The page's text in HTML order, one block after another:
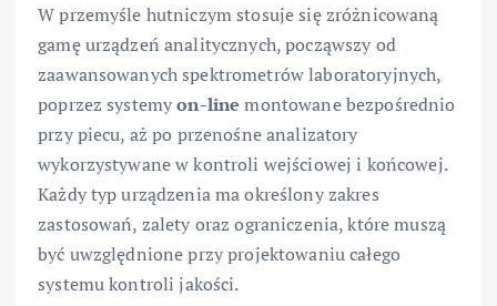
W przemyśle hutniczym stosuje się zróżnicowaną
gamę urządzeń analitycznych, począwszy od
zaawansowanych spektrometrów laboratoryjnych,
poprzez systemyon-line montowane bezpośrednio
przy piecu, aż po przenośne analizatory
wykorzystywane w kontroli wejściowej i końcowej.
Każdy typ urządzenia ma określony zakres
zastosowań, zalety oraz ograniczenia, które muszą
być uwzględnione przy projektowaniu całego
systemu kontroli jakości.